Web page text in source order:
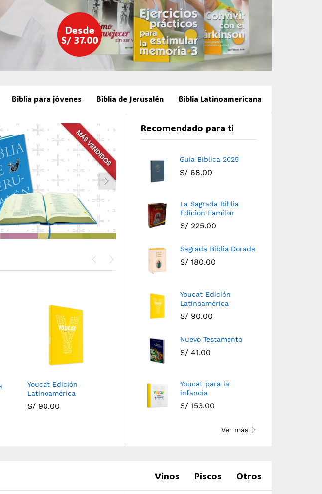
Desde
S/ 37.00
Biblia para jóvenes Biblia de Jerusalén Biblia Latinoamericana
Youcat Edición
Latinoamérica
S/ 90.00
Nuevo Testamento
41.00
Youcat para la infancia
Recomendado para ti
Guía Bíblica 2025
S/ 68.00
La Sagrada Biblia
Edición Familiar
S/ 225.00
Sagrada Biblia Dorada
S/ 180.00
Youcat Edición
Latinoamérica
S/ 90.00
Nuevo Testamento
S/41.00
Youcat para la
infancia
S/ 153.00
Ver más
Vinos Piscos Otros